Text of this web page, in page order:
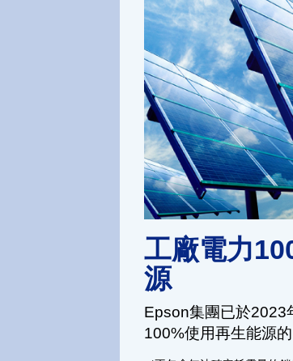
工廠電力
源
Epson集團已於2023
100%使用再生能源的